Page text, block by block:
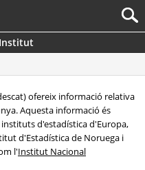
ofereix informació relativa
Aquesta informació és
d'estadística d'Europa,
d'Estadística de Noruega i
l'Institut Nacional